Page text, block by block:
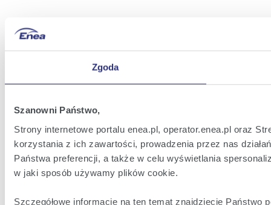
Zgoda
Szanowni Państwo,
Strony internetowe portalu enea.pl, operator.enea.pl oraz
korzystania z ich zawartości, prowadzenia przez nas
Państwa preferencji, a także w celu wyświetlania
w jaki sposób używamy plików cookie.
Szczegółowe informacje na ten temat znajdziecie Państwo